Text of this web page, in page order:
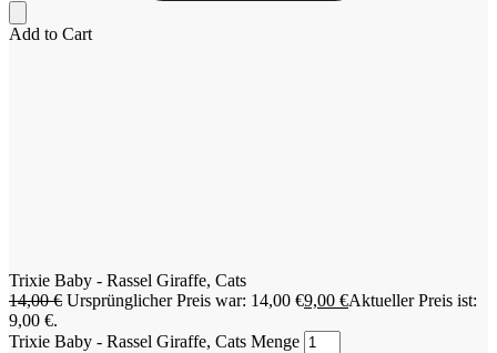
Add to Cart
Trixie Baby - Rassel Giraffe, Cats
14,00€ Ursprünglicher Preis war: 14,00 €9,00 €Aktueller Preis ist:
9,00 €.
Trixie Baby - Rassel Giraffe, Cats Menge